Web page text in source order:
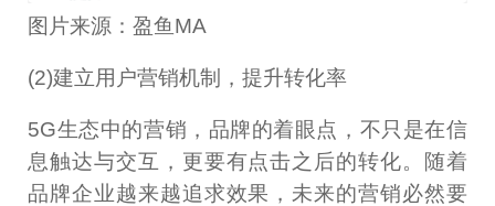
图片来源：盈鱼MA
(2)建立用户营销机制，提升转化率
5G生态中的营销，品牌的着眼点，不只是在信
息触达与交互，更要有点击之后的转化。随着
品牌企业越来越追求效果，未来的营销必然要